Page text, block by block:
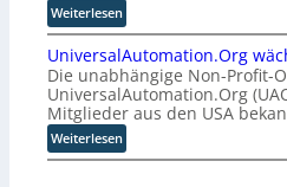
Weiterlesen:
E
U
-
K
o
m
m
UniversalAutomation.Org
Die unabhängige Non-Profit-
UniversalAutomation.Org
Mitglieder aus den USA
Weiterlesen:
U